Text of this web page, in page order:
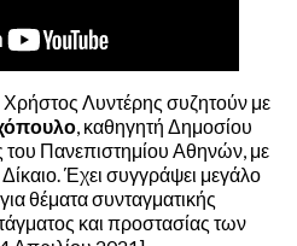
Χρήστος Λυντέρης συζητούν με
, καθηγητή Δημοσίου
του Πανεπιστημίου Αθηνών, με
Έχει συγγράψει μεγάλο
θέματα συνταγματικής
και προστασίας των